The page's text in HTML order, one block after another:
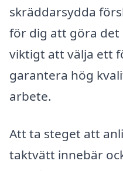
skräddarsydda
för dig att göra det
viktigt att välja ett
garantera hög
arbete.
Att ta steget att
taktvätt innebär